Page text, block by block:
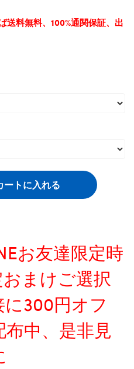
送料無料、100%通関保証、出
ートに入れる
お友達限定時
まけご選択
300円オフ
中、是非見